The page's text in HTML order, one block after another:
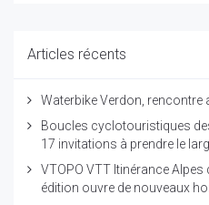
Articles récents
Waterbike Verdon, rencontre
Boucles cyclotouristiques
17 invitations à prendre le
VTOPO VTT Itinérance Alpes
édition ouvre de nouveaux